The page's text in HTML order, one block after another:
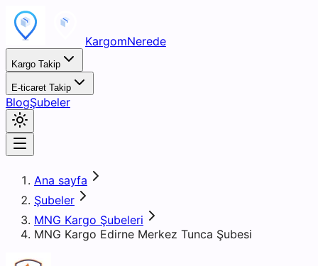
KargomNerede
Kargo Takip
E-ticaret Takip
BlogŞubeler
Ana sayfa
Şubeler
MNG Kargo Şubeleri
MNG Kargo Edirne Merkez Tunca Şubesi